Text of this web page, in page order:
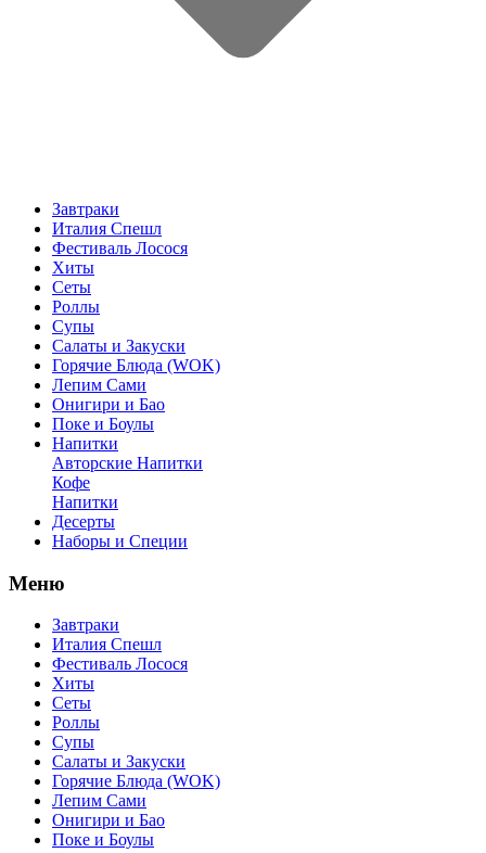
Завтраки
Италия Спешл
Фестиваль Лосося
Хиты
Сеты
Роллы
Супы
Салаты и Закуски
Горячие Блюда (WOK)
Лепим Сами
Онигири и Бао
Поке и Боулы
Напитки
Авторские Напитки
Кофе
Напитки
Десерты
Наборы и Специи
Меню
Завтраки
Италия Спешл
Фестиваль Лосося
Хиты
Сеты
Роллы
Супы
Салаты и Закуски
Горячие Блюда (WOK)
Лепим Сами
Онигири и Бао
Поке и Боулы